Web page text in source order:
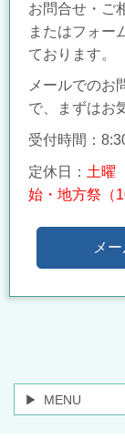
お問合せ・ご
またはフォー
ております。
メールでのお
で、まずはお
受付時間：
定休日： 土曜
始・地方祭（
メ
MENU